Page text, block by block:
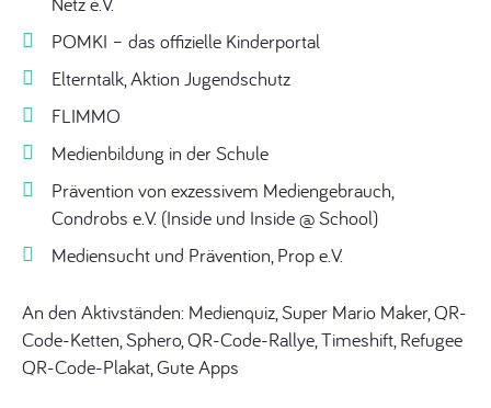
POMKI – das offizielle Kinderportal
Elterntalk, Aktion Jugendschutz
FLIMMO
Medienbildung in der Schule
Prävention von exzessivem Mediengebrauch,
Condrobs e.V. (Inside und Inside@School)
Mediensucht und Prävention,Prop e.V.
An den Aktivständen: Medienquiz, Super Mario Maker, QR-
Code-Ketten, Sphero, QR-Code-Rallye, Timeshift, Refugee
QR-Code-Plakat, Gute Apps